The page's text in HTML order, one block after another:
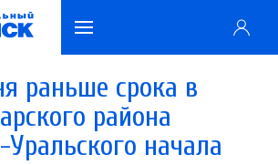
раньше срока в
района
начала